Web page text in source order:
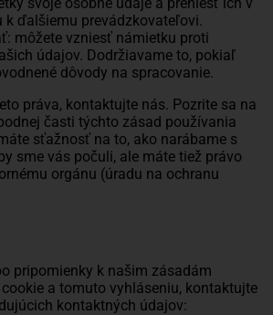
k ďalšiemu prevádzkovateľovi.
môžete vzniesť námietku proti
údajov. Dodržiavame to, pokiaľ
dôvody na spracovanie.
práva, kontaktujte nás. Pozrite sa na
časti týchto zásad používania
sťažnosť na to, ako narábame s
sme vás počuli, ale máte tiež právo
orgánu (úradu na ochranu
pripomienky k našim zásadám
a tomuto vyhláseniu, kontaktujte
kontaktných údajov: